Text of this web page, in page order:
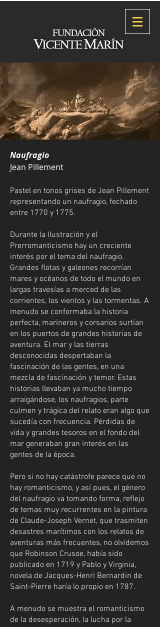
Naufragio
Jean Pillement
Pastel en tonos grises de Jean Pillement
representando un naufragio, fechado
entre 1770 y 1775.
Durante la Ilustración y el
Prerromanticismo hay un creciente
interés por el tema del naufragio.
Grandes flotas y galeones recorrían
mares y océanos de todo el mundo en
largas travesías a merced de las
corrientes, los vientos y las tormentas. A
menudo se conformaba la historia
perfecta, marineros y corsarios surtían
en los puertos de grandes historias de
aventura. El mar y las tierras
desconocidas despertaban la
fascinación de las gentes, en una
mezcla de fascinación y temor. Estas
historias llevaban ya mucho tiempo
arraigándose, los naufragios, parte
culmen y trágica del relato eran algo que
sucedía con frecuencia. Pérdidas de
vida y grandes tesoros en el fondo del
mar generaban gran interés en las
gentes de la época.
Pero si no hay catástrofe parece que no
hay romanticismo, y así pues, el género
del naufragio va tomando forma, reflejo
de temas muy recurrentes en la pintura
de Claude-Joseph Vernet, que trasmiten
desastres marítimos con los relatos de
aventuras más frecuentes, no olvidemos
que Robinson Crusoe, había sido
publicado en 1719 y Pablo y Virginia,
novela de Jacques-Henri Bernardin de
Saint-Pierre haría lo propio en 1787.
A menudo se muestra el romanticismo
de la desesperación, la lucha por la